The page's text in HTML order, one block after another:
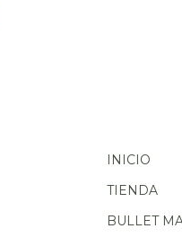
INICIO
TIENDA
BULLET